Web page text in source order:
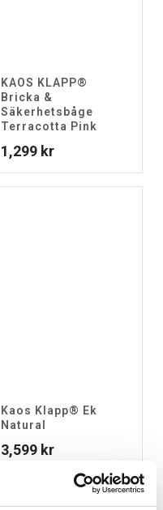
KAOS KLAPP®
Bricka &
Säkerhetsbåge
Terracotta Pink
1,299 kr
Kaos Klapp® Ek
Natural
3,599 kr